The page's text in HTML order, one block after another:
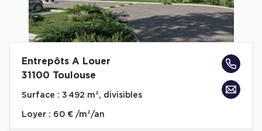
Entrepôts A Louer
31100 Toulouse
Surface : 3 492 m², divisibles
Loyer : 60 € /m²/an